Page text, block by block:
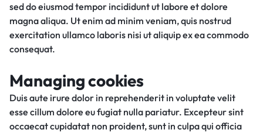
sed do eiusmod tempor incididunt ut labore et dolore
magna aliqua. Ut enim ad minim veniam, quis nostrud
exercitation ullamco laboris nisi ut aliquip ex ea commodo
consequat.
Managing cookies
Duis aute irure dolor in reprehenderit in voluptate velit
esse cillum dolore eu fugiat nulla pariatur. Excepteur sint
occaecat cupidatat non proident, sunt in culpa qui officia